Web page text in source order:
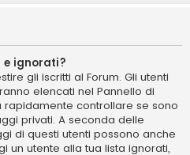
e ignorati?
gli iscritti al Forum. Gli utenti
elencati nel Pannello di
controllare se sono
privati. A seconda delle
di questi utenti possono anche
un utente alla tua lista ignorati,